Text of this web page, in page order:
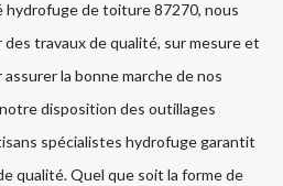
hydrofuge de toiture 87270, nous
des travaux de qualité, sur mesure et
la bonne marche de nos
disposition des outillages
spécialistes hydrofuge garantit
qualité. Quel que soit la forme de